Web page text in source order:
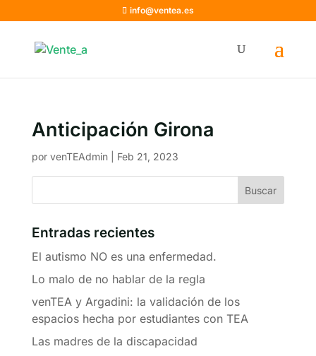
info@ventea.es
Anticipación Girona
por venTEAdmin| Feb 21, 2023
Entradas recientes
El autismo NO es una enfermedad.
Lo malo de no hablar de la regla
venTEA y Argadini: la validación de los
espacios hecha por estudiantes con TEA
Las madres de la discapacidad